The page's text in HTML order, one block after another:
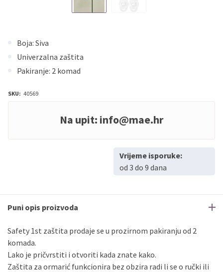
Boja: Siva
Univerzalna zaštita
Pakiranje: 2 komad
SKU: 40569
Na upit: info@mae.hr
Vrijeme isporuke:
od 3 do 9 dana
Puni opis proizvoda
Safety 1st zaštita prodaje se u prozirnom pakiranju od 2
komada.
Lako je pričvrstiti i otvoriti kada znate kako.
Zaštita za ormarić funkcionira bez obzira radi li se o ručki ili